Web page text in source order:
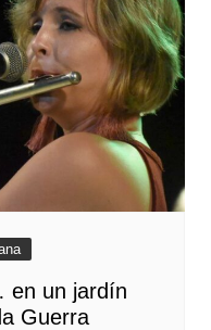
en un jardín
Guerra